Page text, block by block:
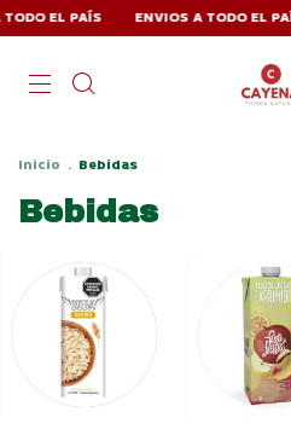
EL PAÍS ENVIOS A TODO EL PAÍS
Inicio . Bebidas
Bebidas